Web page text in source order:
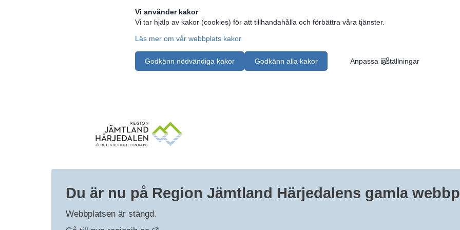
Vi använder kakor
Vi tar hjälp av kakor (cookies) för att tillhandahålla och förbättra våra tjänster.
Läs mer om vår webbplats kakor
Godkänn nödvändiga kakor Godkänn alla kakor Anpassa inställningar
Du är nu på Region Jämtland Härjedalens gamla
Webbplatsen är stängd.